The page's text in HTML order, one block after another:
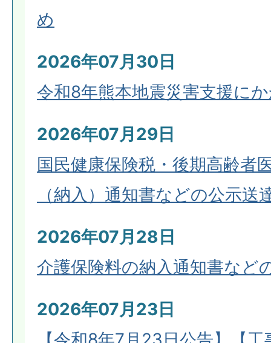
め
2026年07月30日
令和8年熊本地震災害支援に
2026年07月29日
国民健康保険税・後期高齢者
（納入）通知書などの公示送
2026年07月28日
介護保険料の納入通知書など
2026年07月23日